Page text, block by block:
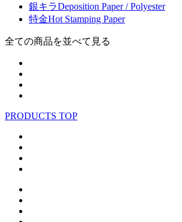
銀キラDeposition Paper / Polyester
特金Hot Stamping Paper
全ての商品を並べて見る
PRODUCTS TOP